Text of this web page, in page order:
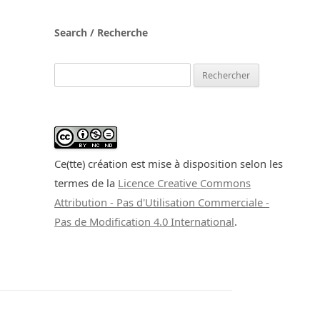
Search / Recherche
Ce(tte) création est mise à disposition selon les
termes de la Licence Creative Commons
Attribution - Pas d'Utilisation Commerciale -
Pas de Modification 4.0 International.